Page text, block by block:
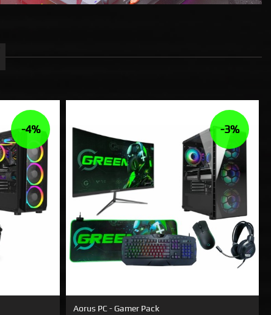
-4%
Aorus PC - Gamer Pack
-3%